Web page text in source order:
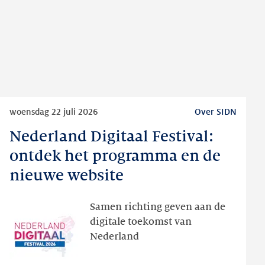
Nederland Digitaal Festival:
ontdek het programma en de
nieuwe website
woensdag 22 juli 2026 Over SIDN
Samen richting geven aan de
digitale toekomst van
Nederland
Nederland
Festival:
ontdek